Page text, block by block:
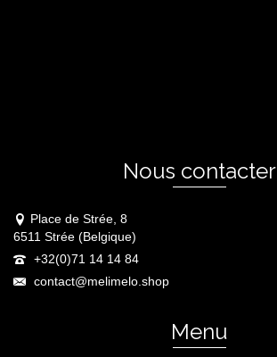
Nous contacter
Place de Strée, 8
6511 Strée (Belgique)
+32(0)71 14 14 84
contact@melimelo.shop
Menu